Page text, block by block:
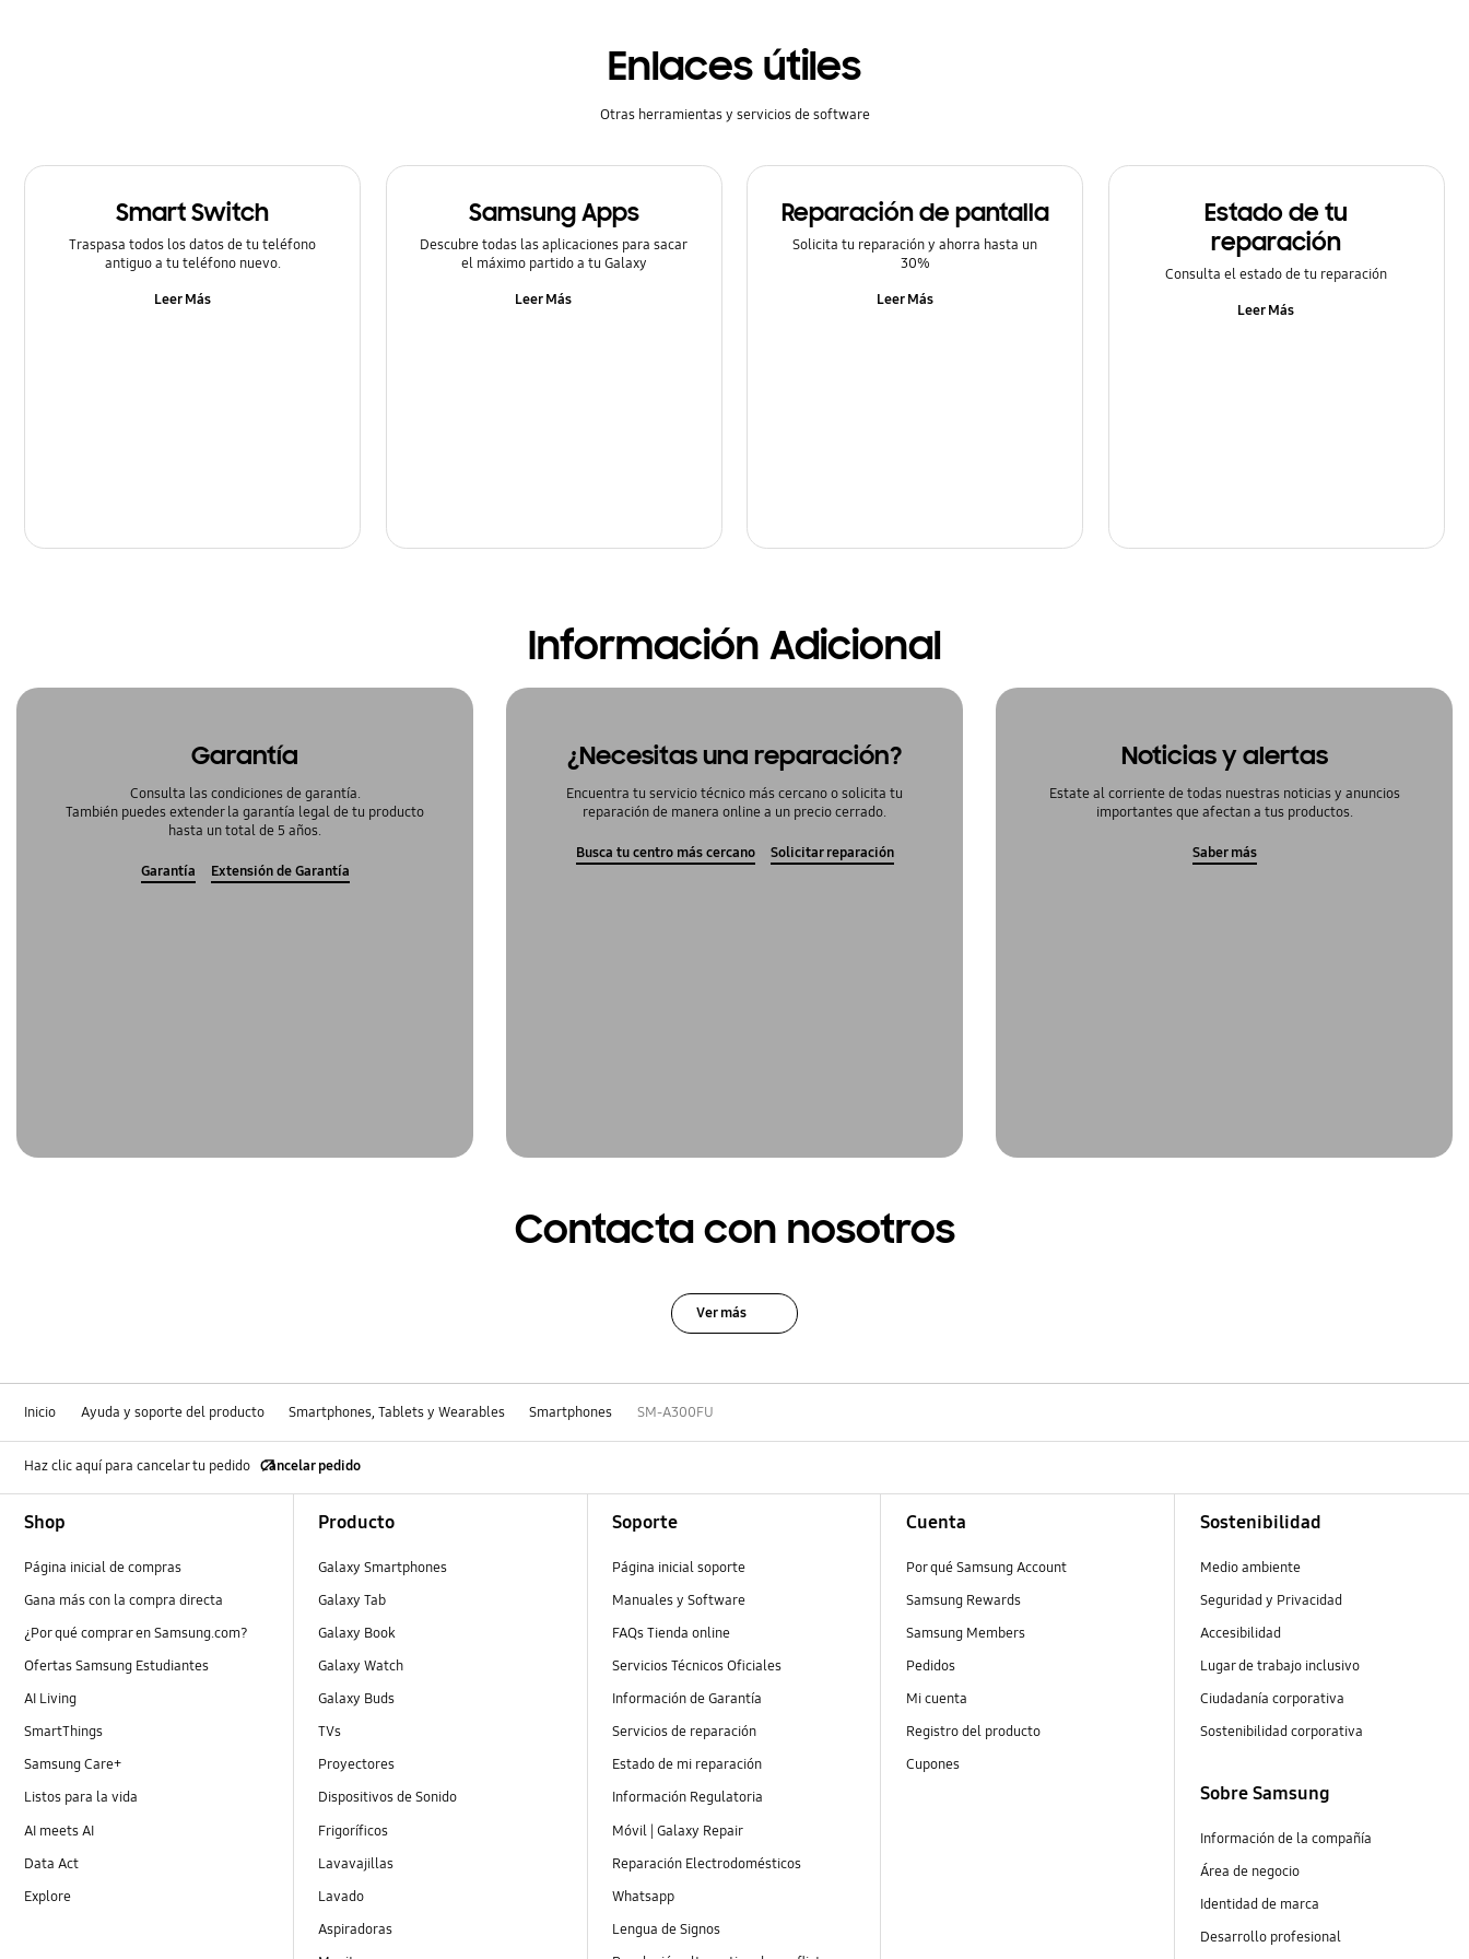
Multimedia
Redes & Wifi
Enlaces útiles
Otras herramientas y servicios de software
Smart Switch
Traspasa todos los datos de tu teléfono
antiguo a tu teléfono nuevo.
Leer Más
Samsung Apps
Descubre todas las aplicaciones para sacar
el máximo partido a tu Galaxy
Leer Más
Reparación de pantalla
Solicita tu reparación y ahorra hasta un
30%
Leer Más
Estado de tu
reparación
Consulta el estado de tu reparación
Leer Más
Información Adicional
Garantía
Consulta las condiciones de garantía.
También puedes extender la garantía legal de tu producto
hasta un total de 5 años.
Garantía Extensión de Garantía
¿Necesitas una reparación?
Encuentra tu servicio técnico más cercano o solicita tu
reparación de manera online a un precio cerrado.
Busca tu centro más cercano Solicitar reparación
Noticias y alertas
Estate al corriente de todas nuestras noticias y anuncios
importantes que afectan a tus productos.
Saber más
Contacta con nosotros
Ver más
Inicio Ayuda y soporte del producto Smartphones, Tablets y Wearables Smartphones SM-A300FU
Haz clic aquí para cancelar tu pedido Cancelar pedido
Shop
Página inicial de compras
Gana más con la compra directa
¿Por qué comprar en Samsung.com?
Ofertas Samsung Estudiantes
AI Living
SmartThings
Samsung Care+
Listos para la vida
AI meets AI
Data Act
Explore
Producto
Galaxy Smartphones
Galaxy Tab
Galaxy Book
Galaxy Watch
Galaxy Buds
TVs
Proyectores
Dispositivos de Sonido
Frigoríficos
Lavavajillas
Lavado
Aspiradoras
Soporte
Página inicial soporte
Manuales y Software
FAQs Tienda online
Servicios Técnicos Oficiales
Información de Garantía
Servicios de reparación
Estado de mi reparación
Información Regulatoria
Móvil | Galaxy Repair
Reparación Electrodomésticos
Whatsapp
Lengua de Signos
Cuenta
Por qué Samsung Account
Samsung Rewards
Samsung Members
Pedidos
Mi cuenta
Registro del producto
Cupones
Sostenibilidad
Medio ambiente
Seguridad y Privacidad
Accesibilidad
Lugar de trabajo inclusivo
Ciudadanía corporativa
Sostenibilidad corporativa
Sobre Samsung
Información de la compañía
Área de negocio
Identidad de marca
Desarrollo profesional